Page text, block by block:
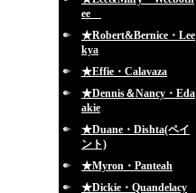
ee
★Robert&Bernice・Lee
kya
★Effie・Calavaza
★Dennis＆Nancy・Eda
akie
★Duane・Dishta(ペイ
ント)
★Myron・Panteah
★Dickie・Quandelacy